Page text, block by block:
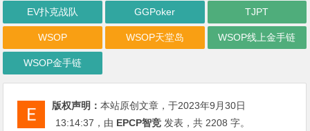
EV扑克战队 GGPoker TJPT
WSOP WSOP天堂岛 WSOP线上金手链
WSOP金手链
版权声明：本站原创文章，于2023年9月30日
13:14:37 ，由 EPCP智竞 发表，共 2208 字。